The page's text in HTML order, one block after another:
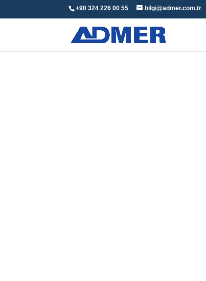
+90 324 226 00 55 bilgi@admer.com.tr